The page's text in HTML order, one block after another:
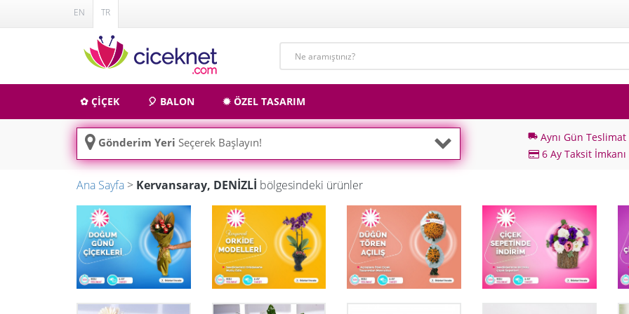
EN TR
✿ ÇİÇEK 🎈 BALON ✹ ÖZEL TASARIM
Gönderim Yeri Seçerek Başlayın! local_shipping Aynı Gün Teslimat
6 Ay Taksit İmkanı
Ana Sayfa > Kervansaray, DENİZLİ bölgesindeki ürünler